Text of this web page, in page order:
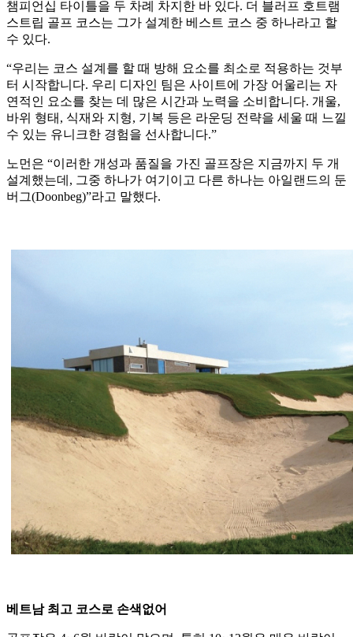
챔피언십 타이틀을 두 차례 차지한 바 있다. 더 블러프 호트램
스트립 골프 코스는 그가 설계한 베스트 코스 중 하나라고 할
수 있다.
“우리는 코스 설계를 할 때 방해 요소를 최소로 적용하는 것부
터 시작합니다. 우리 디자인 팀은 사이트에 가장 어울리는 자
연적인 요소를 찾는 데 많은 시간과 노력을 소비합니다. 개울,
바위 형태, 식재와 지형, 기복 등은 라운딩 전략을 세울 때 느낄
수 있는 유니크한 경험을 선사합니다.”
노먼은 “이러한 개성과 품질을 가진 골프장은 지금까지 두 개
설계했는데, 그중 하나가 여기이고 다른 하나는 아일랜드의 둔
버그(Doonbeg)”라고 말했다.
베트남 최고 코스로 손색없어